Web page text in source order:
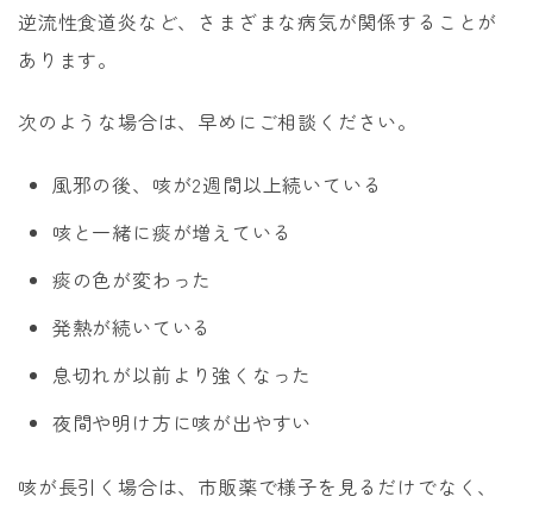
逆流性食道炎など、さまざまな病気が関係することが
あります。
次のような場合は、早めにご相談ください。
風邪の後、咳が2週間以上続いている
咳と一緒に痰が増えている
痰の色が変わった
発熱が続いている
息切れが以前より強くなった
夜間や明け方に咳が出やすい
咳が長引く場合は、市販薬で様子を見るだけでなく、